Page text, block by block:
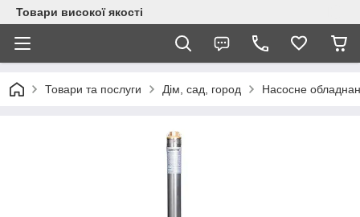
Товари високої якості
Товари та послуги Дім, сад, город Насосне